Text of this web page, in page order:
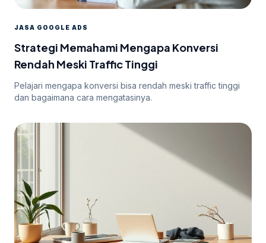
JASA GOOGLE ADS
Strategi Memahami Mengapa Konversi
Rendah Meski Traffic Tinggi
Pelajari mengapa konversi bisa rendah meski traffic tinggi
dan bagaimana cara mengatasinya.